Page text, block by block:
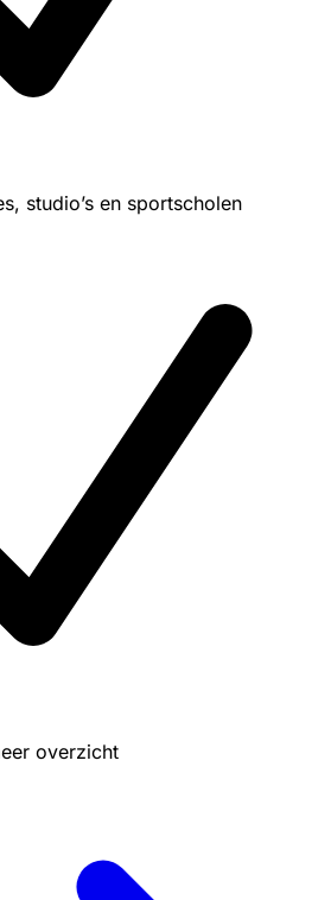
studio’s en sportscholen
overzicht